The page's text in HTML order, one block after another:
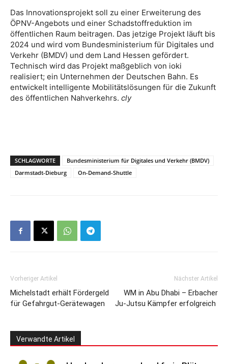
Das Innovationsprojekt soll zu einer Erweiterung des
ÖPNV-Angebots und einer Schadstoffreduktion im
öffentlichen Raum beitragen. Das jetzige Projekt läuft bis
2024 und wird vom Bundesministerium für Digitales und
Verkehr (BMDV) und dem Land Hessen gefördert.
Technisch wird das Projekt maßgeblich von ioki
realisiert; ein Unternehmen der Deutschen Bahn. Es
entwickelt intelligente Mobilitätslösungen für die Zukunft
des öffentlichen Nahverkehrs. cly
SCHLAGWORTE
Bundesministerium für Digitales und Verkehr (BMDV)
Darmstadt-Dieburg
On-Demand-Shuttle
Vorheriger Artikel
Michelstadt erhält Fördergeld
für Gefahrgut-Gerätewagen
Nächster Artikel
WM in Abu Dhabi – Erbacher
Ju-Jutsu Kämpfer erfolgreich
Verwandte Artikel